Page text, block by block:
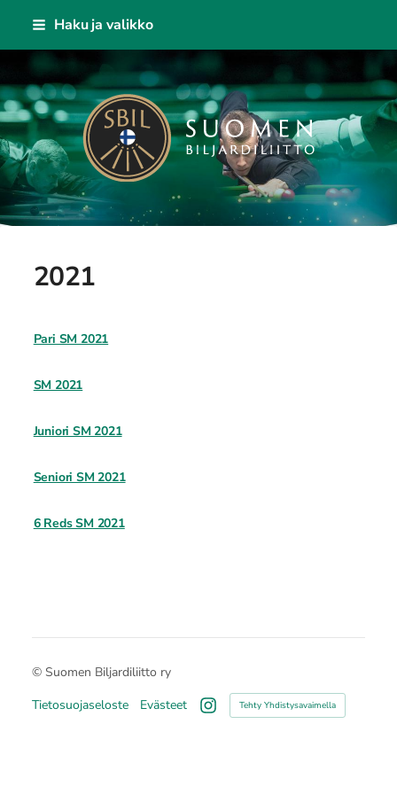
Siirry
sisältöön
Haku ja valikko
Suomen Biljardiliitto ry
2021
Pari SM 2021
SM 2021
Juniori SM 2021
Seniori SM 2021
6 Reds SM 2021
© Suomen Biljardiliitto ry
Tietosuojaseloste
Evästeet
Instagram
Tehty Yhdistysavaimella